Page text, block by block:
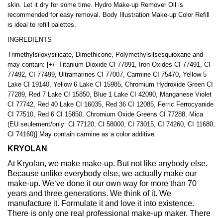
skin. Let it dry for some time. Hydro Make-up Remover Oil is
recommended for easy removal. Body Illustration Make-up Color Refill
is ideal to refill palettes.
INGREDIENTS
Trimethylsiloxysilicate, Dimethicone, Polymethylsilsesquioxane and
may contain: [+/- Titanium Dioxide CI 77891, Iron Oxides CI 77491, CI
77492, CI 77499, Ultramarines CI 77007, Carmine CI 75470, Yellow 5
Lake CI 19140, Yellow 6 Lake CI 15985, Chromium Hydroxide Green CI
77289, Red 7 Lake CI 15850, Blue 1 Lake CI 42090, Manganese Violet
CI 77742, Red 40 Lake CI 16035, Red 36 CI 12085, Ferric Ferrocyanide
CI 77510, Red 6 CI 15850, Chromium Oxide Greens CI 77288, Mica
(EU seulement/only: CI 77120, CI 58000, CI 73015, CI 74260, CI 11680,
CI 74160)] May contain carmine as a color additive.
KRYOLAN
At Kryolan, we make make-up. But not like anybody else.
Because unlike everybody else, we actually make our
make-up. We‘ve done it our own way for more than 70
years and three generations. We think of it. We
manufacture it. Formulate it and love it into existence.
There is only one real professional make-up maker. There